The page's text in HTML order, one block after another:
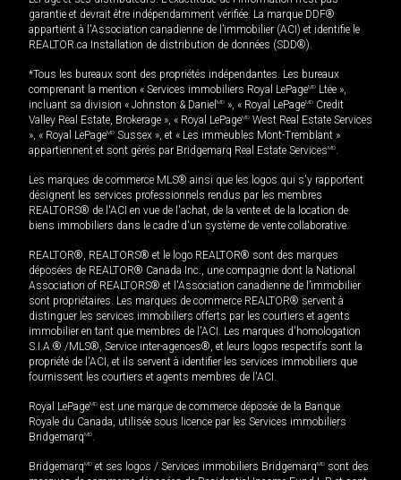
garantie et devrait être indépendamment vérifiée. La marque DDF®
appartient à l'Association canadienne de l’immobilier (ACI) et identifie le
REALTOR.ca Installation de distribution de données (SDD®).
*Tous les bureaux sont des propriétés indépendantes. Les bureaux
comprenant la mention « Services immobiliers Royal LePageMD Ltée »,
incluant sa division « Johnston & Daniel MD », « Royal LePageMD Credit
Valley Real Estate, Brokerage », « Royal LePageMD West Real Estate Services
», « Royal LePageMD Sussex », et « Les immeubles Mont-Tremblant »
appartiennent et sont gérés par Bridgemarq Real Estate ServicesMD.
Les marques de commerce MLS® ainsi que les logos qui s'y rapportent
désignent les services professionnels rendus par les membres
REALTORS® de l'ACI en vue de l'achat, de la vente et de la location de
biens immobiliers dans le cadre d'un système de vente collaborative.
REALTOR®, REALTORS® et le logo REALTOR® sont des marques
déposées de REALTOR® Canada Inc., une compagnie dont la National
Association of REALTORS® et l'Association canadienne de l’immobilier
sont propriétaires. Les marques de commerce REALTOR® servent à
distinguer les services immobiliers offerts par les courtiers et agents
immobilier en tant que membres de l'ACI. Les marques d'homologation
S.I.A.® /MLS®, Service inter-agences®, et leurs logos respectifs sont la
propriété de l'ACI, et ils servent à identifier les services immobiliers que
fournissent les courtiers et agents membres de l'ACI.
Royal LePageMD est une marque de commerce déposée de la Banque
Royale du Canada, utilisée sous licence par les Services immobiliers
BridgemarqMD.
BridgemarqMD et ses logos / Services immobiliers BridgemarqMD sont des